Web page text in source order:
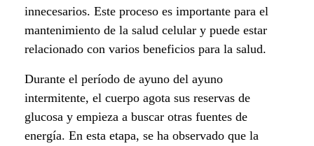
e
.
innecesarios. Este proceso es importante para el
mantenimiento de la salud celular y puede estar
relacionado con varios beneficios para la salud.
Durante el período de ayuno del ayuno
intermitente, el cuerpo agota sus reservas de
glucosa y empieza a buscar otras fuentes de
energía. En esta etapa, se ha observado que la